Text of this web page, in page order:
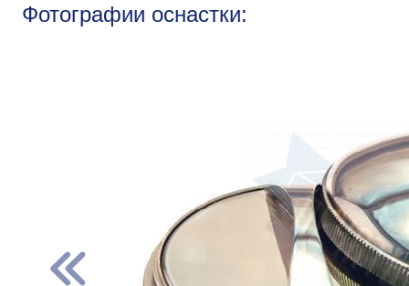
Фотографии оснастки: